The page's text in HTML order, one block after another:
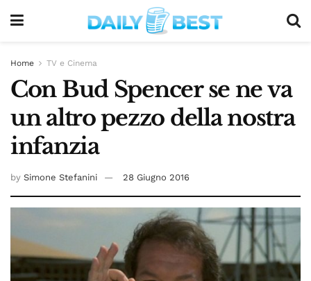
Home TV e Cinema
Con Bud Spencer se ne va
un altro pezzo della nostra
infanzia
by Simone Stefanini 28 Giugno 2016